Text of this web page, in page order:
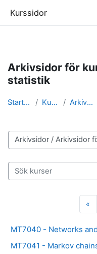
Kurssidor
Arkivsidor för
statistik
Startsida Kurser Arkivsidor
Kurskategorier
Sök kurser
«
MT7040 - Networks
MT7041 - Markov